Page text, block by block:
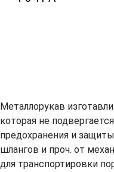
Металлорукав
которая не
предохранения и
шлангов и проч. от
для транспортировки